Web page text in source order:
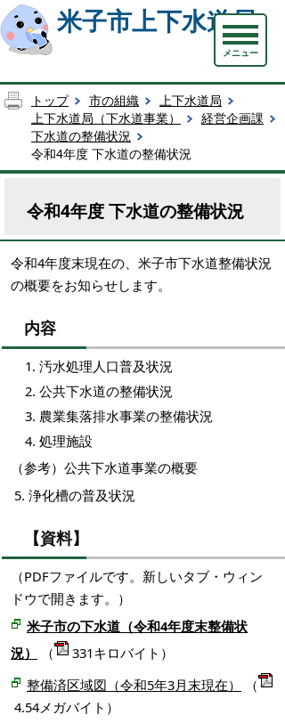
米子市上下水道局
メニュー
トップ 市の組織
上下水道局
上下水道局（下水道事業）
経営企画課
下水道の整備状況
令和4年度 下水道の整備状況
令和4年度 下水道の整備状況
令和4年度末現在の、米子市下水道整備状況
の概要をお知らせします。
内容
汚水処理人口普及状況
公共下水道の整備状況
農業集落排水事業の整備状況
処理施設
（参考）公共下水道事業の概要
5. 浄化槽の普及状況
【資料】
（PDFファイルです。新しいタブ・ウィン
ドウで開きます。）
米子市の下水道（令和4年度末整備状
況）
（
331キロバイト）
整備済区域図（令和5年3月末現在）
（
4.54メガバイト）